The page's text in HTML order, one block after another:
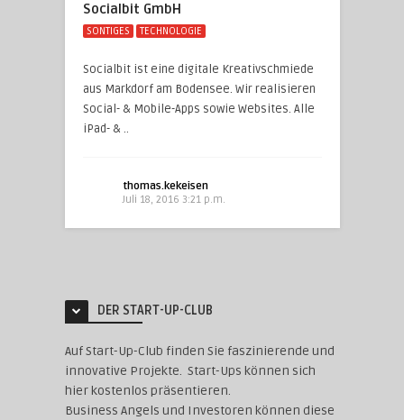
Socialbit GmbH
SONTIGES TECHNOLOGIE
Socialbit ist eine digitale Kreativschmiede
aus Markdorf am Bodensee. Wir realisieren
Social- & Mobile-Apps sowie Websites. Alle
iPad- & ..
thomas.kekeisen
Juli 18, 2016 3:21 p.m.
DER START-UP-CLUB
Auf Start-Up-Club finden Sie faszinierende und
innovative Projekte. Start-Ups können sich
hier kostenlos präsentieren.
Business Angels und Investoren können diese